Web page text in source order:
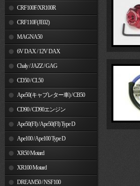
CRF100F/XR100R
CRF110F(JE02)
MAGNA50
6V DAX / 12V DAX
Chaly / JAZZ / GAG
CD50 / CL50
Ape50(キャブレター車) / CB50
CD90 / CD90エンジン
Ape50(FI) / Ape50(FI) Type D
Ape100 / Ape100 Type D
XR50 Motard
XR100 Motard
DREAM50 / NSF100